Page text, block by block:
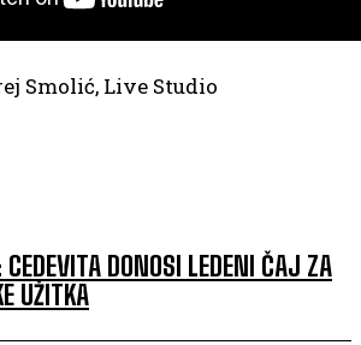
Smolić, Live Studio
DONOSI LEDENI ČAJ ZA
UŽITKA